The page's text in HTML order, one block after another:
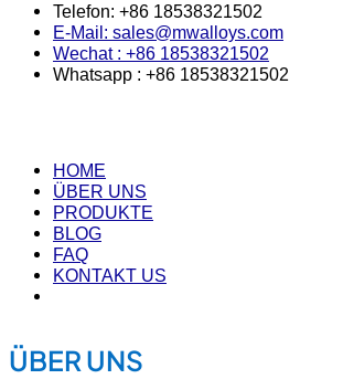
Telefon: +86 18538321502
E-Mail: sales@mwalloys.com
Wechat : +86 18538321502
Whatsapp : +86 18538321502
HOME
ÜBER UNS
PRODUKTE
BLOG
FAQ
KONTAKT US
ÜBER UNS